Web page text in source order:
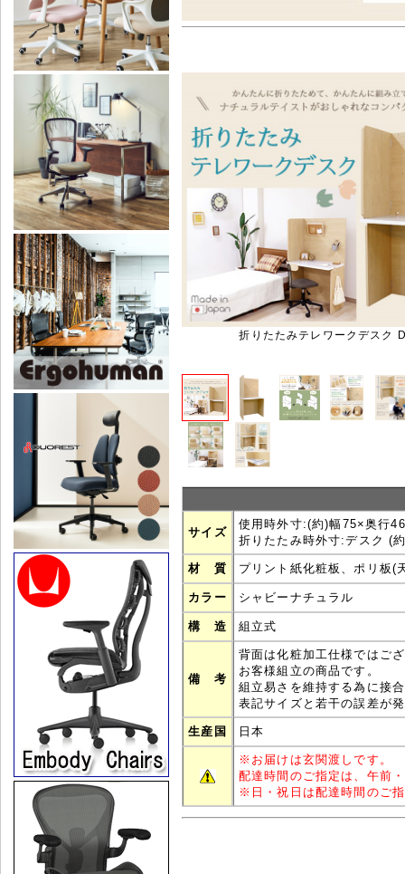
折りたたみテレワークデスク
サイズ
使用時外寸:(約)幅75×奥行
折りたたみ時外寸:デスク
材 質 プリント紙化粧板、ポリ板(
カラー シャビーナチュラル
構 造 組立式
備 考
背面は化粧加工仕様ではご
お客様組立の商品です。
組立易さを維持する為に接
表記サイズと若干の誤差が
生産国 日本
※ お届けは玄関渡しです。
配達時間のご指定は、午前
※ 日・祝日は配達時間のご